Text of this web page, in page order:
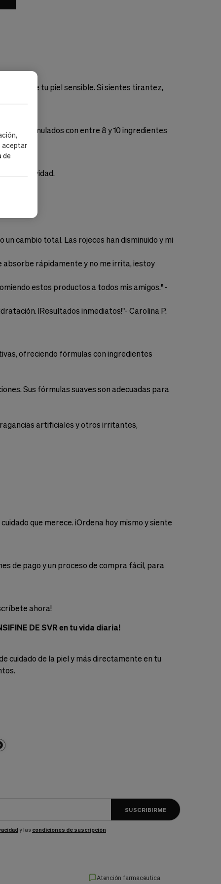
aceptar
de
salud de tu piel sensible. Si sientes tirantez,
formulados con entre 8 y 10 ingredientes
la reactividad.
cambio total. Las rojeces han disminuido y mi
rápidamente y no me irrita, ¡estoy
estos productos a todos mis amigos." -
¡Resultados inmediatos!"- Carolina P.
ofreciendo fórmulas con ingredientes
Sus fórmulas suaves son adecuadas para
artificiales y otros irritantes,
que merece. ¡Ordena hoy mismo y siente
de pago y un proceso de compra fácil, para
ahora!
DE SVR en tu vida diaria!
cuidado de la piel y más directamente en tu
SUSCRIBIRME
y las condiciones de suscripción
Atención farmacéutica